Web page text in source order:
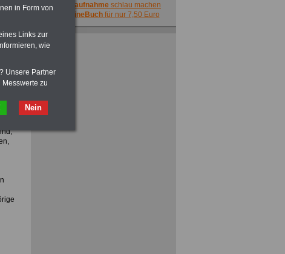
vor Jobaufnahme schlau machen
OnlineBuchfür nur 7,50 Euro
ACHTUNG
in Form von
Links zur
wie
Unsere Partner
zu
Nein